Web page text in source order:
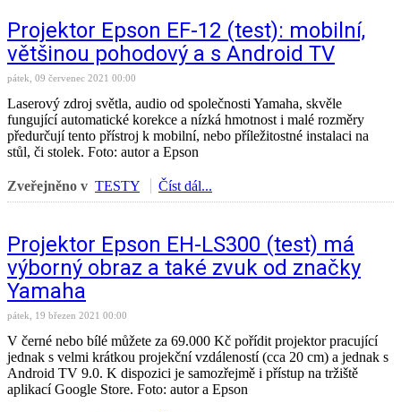
Projektor Epson EF-12 (test): mobilní,
většinou pohodový a s Android TV
pátek, 09 červenec 2021 00:00
Laserový zdroj světla, audio od společnosti Yamaha, skvěle
fungující automatické korekce a nízká hmotnost i malé rozměry
předurčují tento přístroj k mobilní, nebo příležitostné instalaci na
stůl, či stolek. Foto: autor a Epson
Zveřejněno v TESTY Číst dál...
Projektor Epson EH-LS300 (test) má
výborný obraz a také zvuk od značky
Yamaha
pátek, 19 březen 2021 00:00
V černé nebo bílé můžete za 69.000 Kč pořídit projektor pracující
jednak s velmi krátkou projekční vzdáleností (cca 20 cm) a jednak s
Android TV 9.0. K dispozici je samozřejmě i přístup na tržiště
aplikací Google Store. Foto: autor a Epson